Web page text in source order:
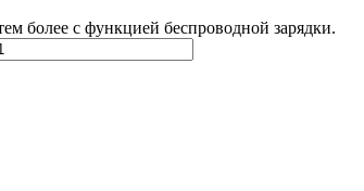
более с функцией беспроводной зарядки.